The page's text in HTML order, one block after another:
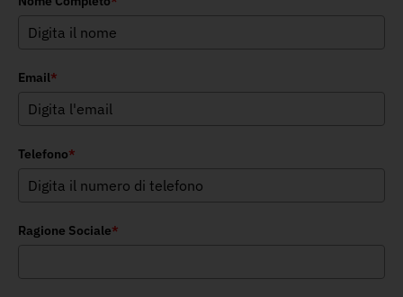
Email*
Telefono*
Ragione Sociale*